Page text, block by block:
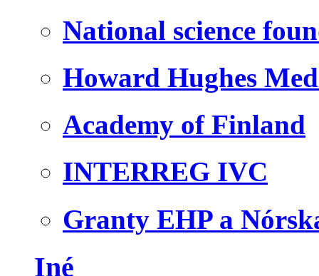
National science
Howard Hughes
Academy of Finland
INTERREG IVC
Granty EHP a
Iné